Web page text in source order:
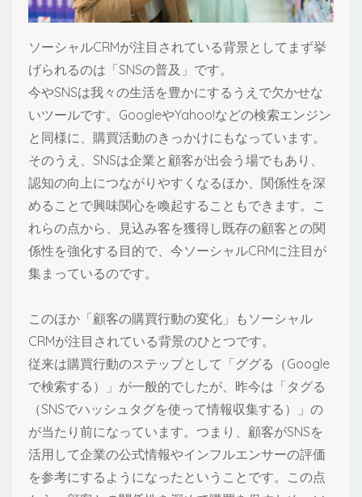
ソーシャルCRMが注目されている背景としてまず挙
げられるのは「SNSの普及」です。
今やSNSは我々の生活を豊かにするうえで欠かせな
いツールです。GoogleやYahoo!などの検索エンジン
と同様に、購買活動のきっかけにもなっています。
そのうえ、SNSは企業と顧客が出会う場でもあり、
認知の向上につながりやすくなるほか、関係性を深
めることで興味関心を喚起することもできます。こ
れらの点から、見込み客を獲得し既存の顧客との関
係性を強化する目的で、今ソーシャルCRMに注目が
集まっているのです。
このほか「顧客の購買行動の変化」もソーシャル
CRMが注目されている背景のひとつです。
従来は購買行動のステップとして「ググる（Google
で検索する）」が一般的でしたが、昨今は「タグる
（SNSでハッシュタグを使って情報収集する）」の
が当たり前になっています。つまり、顧客がSNSを
活用して企業の公式情報やインフルエンサーの評価
を参考にするようになったということです。この点